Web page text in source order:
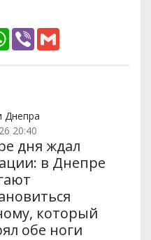
W
h
a
p
V
b
Днепра
20:40
дня ждал
в Днепре
который
обе ноги